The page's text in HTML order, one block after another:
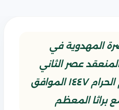
المهدوية في
عصر الثاني
والعشرين من محرم الحرام ١٤٤٧ الموافق